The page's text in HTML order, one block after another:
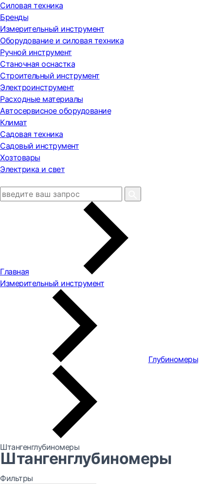
Силовая техника
Бренды
Измерительный инструмент
Оборудование и силовая техника
Ручной инструмент
Станочная оснастка
Строительный инструмент
Электроинструмент
Расходные материалы
Автосервисное оборудование
Климат
Садовая техника
Садовый инструмент
Хозтовары
Электрика и свет
Главная
Измерительный инструмент
Глубиномеры
Штангенглубиномеры
Штангенглубиномеры
Фильтры